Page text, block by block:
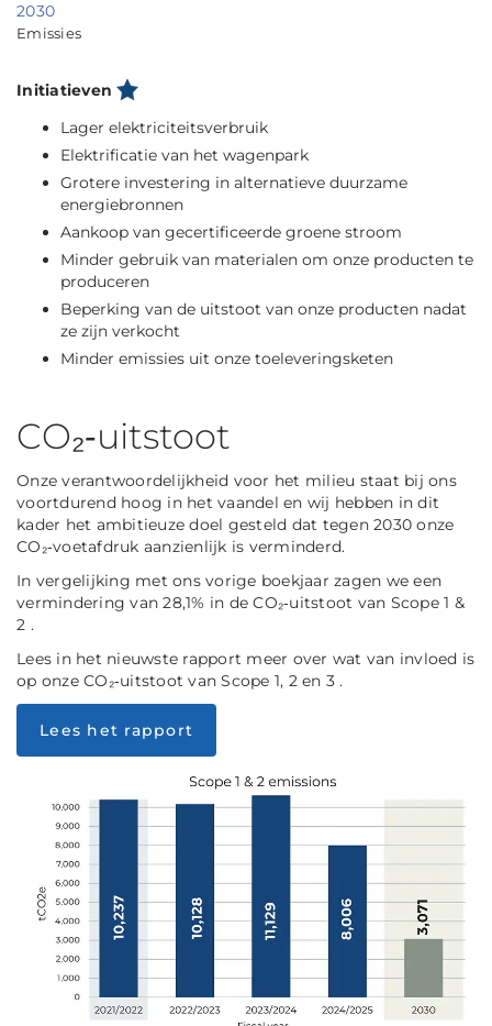
2030
Emissies
Initiatieven
Lager elektriciteitsverbruik
Elektrificatie van het wagenpark
Grotere investering in alternatieve duurzame
energiebronnen
Aankoop van gecertificeerde groene stroom
Minder gebruik van materialen om onze producten te
produceren
Beperking van de uitstoot van onze producten nadat
ze zijn verkocht
Minder emissies uit onze toeleveringsketen
CO₂‑uitstoot
Onze verantwoordelijkheid voor het milieu staat bij ons
voortdurend hoog in het vaandel en wij hebben in dit
kader het ambitieuze doel gesteld dat tegen 2030 onze
CO₂‑voetafdruk aanzienlijk is verminderd.
In vergelijking met ons vorige boekjaar zagen we een
vermindering van 28,1% in de CO₂‑uitstoot van Scope 1 &
2 .
Lees in het nieuwste rapport meer over wat van invloed is
op onze CO₂‑uitstoot van Scope 1, 2 en 3 .
Lees het rapport